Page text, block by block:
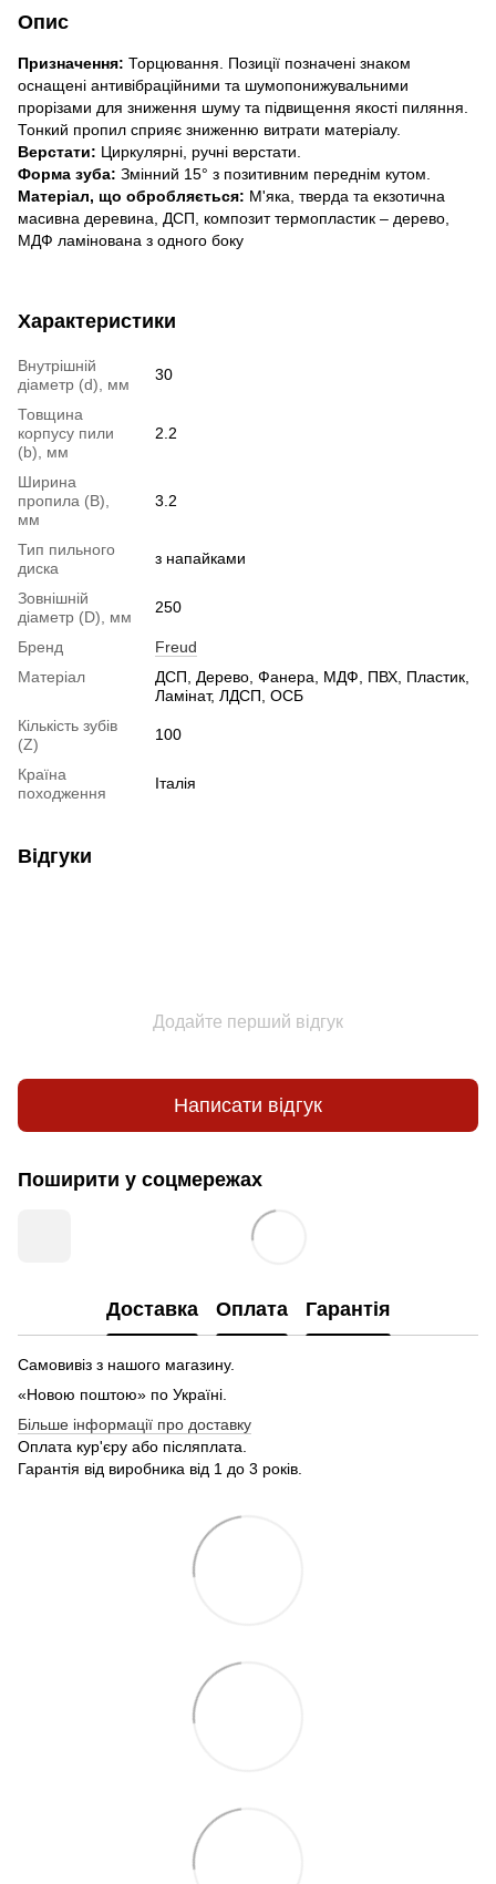
Опис
Призначення: Торцювання. Позиції позначені знаком
оснащені антивібраційними та шумопонижувальними
прорізами для зниження шуму та підвищення якості пиляння.
Тонкий пропил сприяє зниженню витрати матеріалу.
Верстати: Циркулярні, ручні верстати.
Форма зуба: Змінний 15° з позитивним переднім кутом.
Матеріал, що обробляється: М'яка, тверда та екзотична
масивна деревина, ДСП, композит термопластик – дерево,
МДФ ламінована з одного боку
Характеристики
Внутрішній
діаметр (d), мм
30
Товщина
корпусу пили
(b), мм
2.2
Ширина
пропила (B),
мм
3.2
Тип пильного
диска
з напайками
Зовнішній
діаметр (D), мм
250
Бренд
Freud
Матеріал
ДСП, Дерево, Фанера, МДФ, ПВХ, Пластик,
Ламінат, ЛДСП, ОСБ
Кількість зубів
(Z)
100
Країна
походження
Італія
Відгуки
Додайте перший відгук
Написати відгук
Поширити у соцмережах
Доставка Оплата Гарантія
Самовивіз з нашого магазину.
«Новою поштою» по Україні.
Більше інформації про доставку
Оплата кур'єру або післяплата.
Гарантія від виробника від 1 до 3 років.